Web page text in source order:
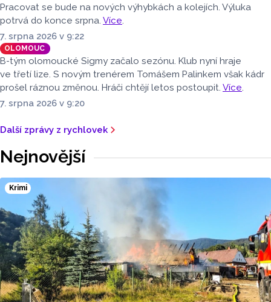
Pracovat se bude na nových výhybkách a kolejích. Výluka
potrvá do konce srpna. Více.
7. srpna 2026 v 9:22
OLOMOUC
B-tým olomoucké Sigmy začalo sezónu. Klub nyní hraje
ve třetí lize. S novým trenérem Tomášem Palinkem však kádr
prošel ráznou změnou. Hráči chtějí letos postoupit. Více.
7. srpna 2026 v 9:20
Další zprávy z rychlovek
Nejnovější
Krimi